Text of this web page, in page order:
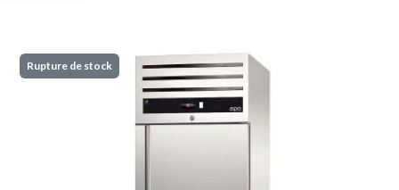
Rupture de stock